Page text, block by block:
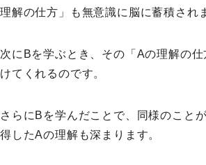
理解の仕方」も無意識に脳に蓄積され
次にBを学ぶとき、その「Aの理解の
けてくれるのです。
さらにBを学んだことで、同様のこと
得したAの理解も深まります。